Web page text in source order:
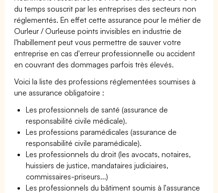
du temps souscrit par les entreprises des secteurs non
réglementés. En effet cette assurance pour le métier de
Ourleur / Ourleuse points invisibles en industrie de
l'habillement peut vous permettre de sauver votre
entreprise en cas d'erreur professionnelle ou accident
en couvrant des dommages parfois très élevés.
Voici la liste des professions réglementées soumises à
une assurance obligatoire :
Les professionnels de santé (assurance de
responsabilité civile médicale).
Les professions paramédicales (assurance de
responsabilité civile paramédicale).
Les professionnels du droit (les avocats, notaires,
huissiers de justice, mandataires judiciaires,
commissaires-priseurs...)
Les professionnels du bâtiment soumis à l'assurance